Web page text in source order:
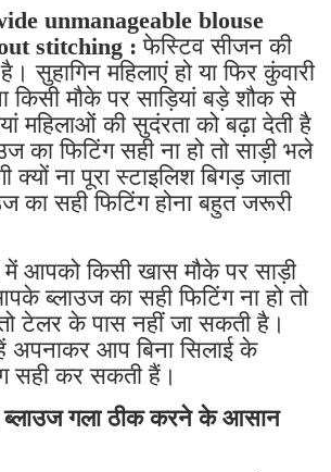
unmanageable blouse
stitching :फेस्टिव सीजन की
सुहागिन महिलाएं हो या फिर कुंवारी
किसी मौके पर साड़ियां बड़े शौक से
महिलाओं की सुदंरता को बढ़ा देती है
का फिटिंग सही ना हो तो साड़ी भले
क्यों ना पूरा स्टाइलिश बिगड़ जाता
का सही फिटिंग होना बहुत जरूरी
में आपको किसी खास मौके पर साड़ी
ब्लाउज का सही फिटिंग ना हो तो
टेलर के पास नहीं जा सकती है।
अपनाकर आप बिना सिलाई के
सही कर सकती हैं।
ब्लाउज गला ठीक करने के आसान